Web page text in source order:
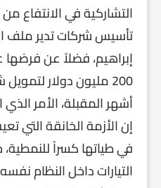
التشاركية في الانتفاع
تأسيس شركات تدير ملف
إبراهيم، فضلاً عن
200 مليون دولار
أشهر المقبلة، الأمر الذي
إن الأزمة الخانقة التي
في طياتها كسراً
التيارات داخل النظام